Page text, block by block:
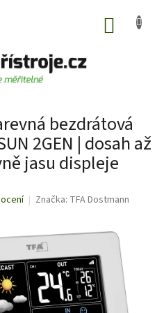
bezdrátová
2GEN | dosah až
jasu displeje
Značka: TFA Dostmann